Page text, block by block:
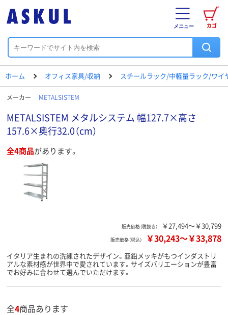
カゴ
メニュー
ホーム オフィス家具/収納 スチールラック/中軽量ラック/ワイ
メーカー METALSISTEM
METALSISTEM メタルシステム 幅127.7×高さ
157.6×奥行32.0（cm）
全4商品があります。
販売価格（税抜き） ￥27,494～￥30,799
販売価格（税込） ￥30,243～￥33,878
イタリア生まれの洗練されたデザイン。亜鉛メッキがもつインダストリ
アルな素材感が世界中で愛されています。サイズバリエーションが豊富
でお好みに合わせて選んでいただけます。
全4商品あります